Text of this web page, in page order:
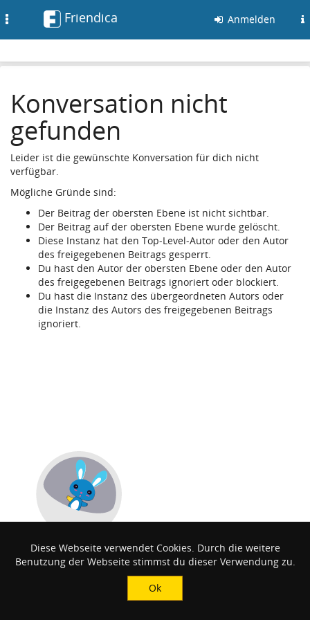
Friendica Anmelden
Konversation nicht
gefunden
Leider ist die gewünschte Konversation für dich nicht
verfügbar.
Mögliche Gründe sind:
Der Beitrag der obersten Ebene ist nicht sichtbar.
Der Beitrag auf der obersten Ebene wurde gelöscht.
Diese Instanz hat den Top-Level-Autor oder den Autor
des freigegebenen Beitrags gesperrt.
Du hast den Autor der obersten Ebene oder den Autor
des freigegebenen Beitrags ignoriert oder blockiert.
Du hast die Instanz des übergeordneten Autors oder
die Instanz des Autors des freigegebenen Beitrags
ignoriert.
Diese Webseite verwendet Cookies. Durch die weitere
Benutzung der Webseite stimmst du dieser Verwendung zu.
Ok